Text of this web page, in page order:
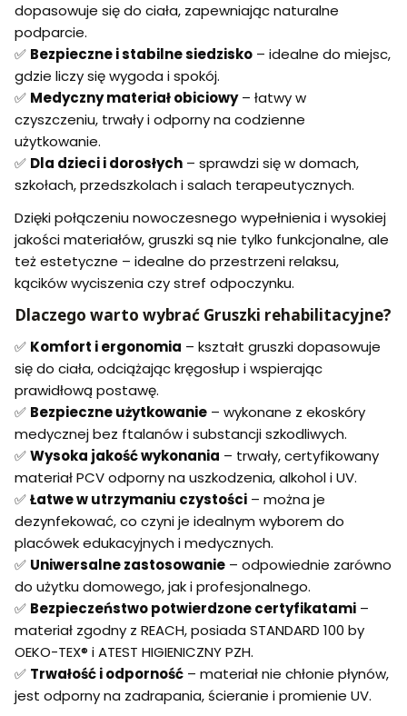
dopasowuje się do ciała, zapewniając naturalne
podparcie.
✅ Bezpieczne i stabilne siedzisko – idealne do miejsc,
gdzie liczy się wygoda i spokój.
✅ Medyczny materiał obiciowy– łatwy w
czyszczeniu, trwały i odporny na codzienne
użytkowanie.
✅ Dla dzieci i dorosłych – sprawdzi się w domach,
szkołach, przedszkolach i salach terapeutycznych.
Dzięki połączeniu nowoczesnego wypełnienia i wysokiej
jakości materiałów, gruszki są nie tylko funkcjonalne, ale
też estetyczne – idealne do przestrzeni relaksu,
kącików wyciszenia czy stref odpoczynku.
Dlaczego warto wybrać Gruszki rehabilitacyjne?
✅ Komfort i ergonomia – kształt gruszki dopasowuje
się do ciała, odciążając kręgosłup i wspierając
prawidłową postawę.
✅ Bezpieczne użytkowanie – wykonane z ekoskóry
medycznej bez ftalanów i substancji szkodliwych.
✅Wysoka jakość wykonania – trwały, certyfikowany
materiał PCV odporny na uszkodzenia, alkohol i UV.
✅Łatwe w utrzymaniu czystości – można je
dezynfekować, co czyni je idealnym wyborem do
placówek edukacyjnych i medycznych.
✅ Uniwersalne zastosowanie – odpowiednie zarówno
do użytku domowego, jak i profesjonalnego.
✅ Bezpieczeństwo potwierdzone certyfikatami –
materiał zgodny z REACH, posiada STANDARD 100 by
OEKO-TEX® i ATEST HIGIENICZNY PZH.
✅ Trwałość i odporność – materiał nie chłonie płynów,
jest odporny na zadrapania, ścieranie i promienie UV.